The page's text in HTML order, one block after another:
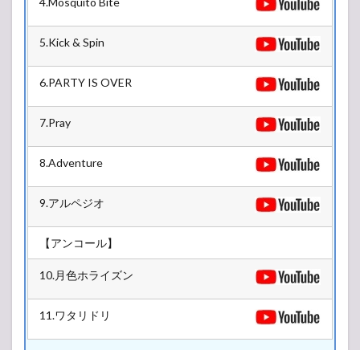
5.Kick & Spin
6.PARTY IS OVER
7.Pray
8.Adventure
9.アルペジオ
【アンコール】
10.月色ホライズン
11.ワタリドリ